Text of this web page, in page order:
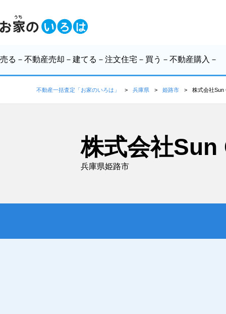
売る －不動産売却－ 建てる －注文住宅－ 買う －不動産購入－
不動産一括査定「お家のいろは」 兵庫県 姫路市 株式会社Sun
株式会社
兵庫県姫路市